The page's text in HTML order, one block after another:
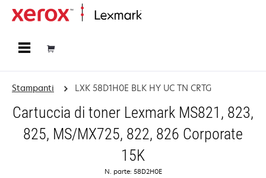
Stampanti LXK 58D1H0E BLK HY UC TN CRTG
Cartuccia di toner Lexmark MS821, 823,
825, MS/MX725, 822, 826 Corporate
15K
N. parte: 58D2H0E